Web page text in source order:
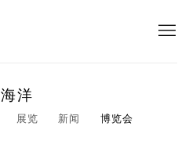
洋
展览 新闻
博览会